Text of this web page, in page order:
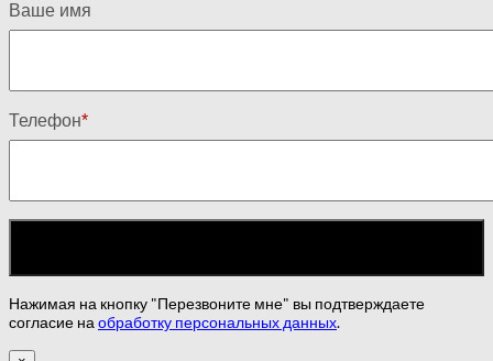
Ваше имя
Телефон*
Нажимая на кнопку "Перезвоните мне" вы подтверждаете
согласие на обработку персональных данных.